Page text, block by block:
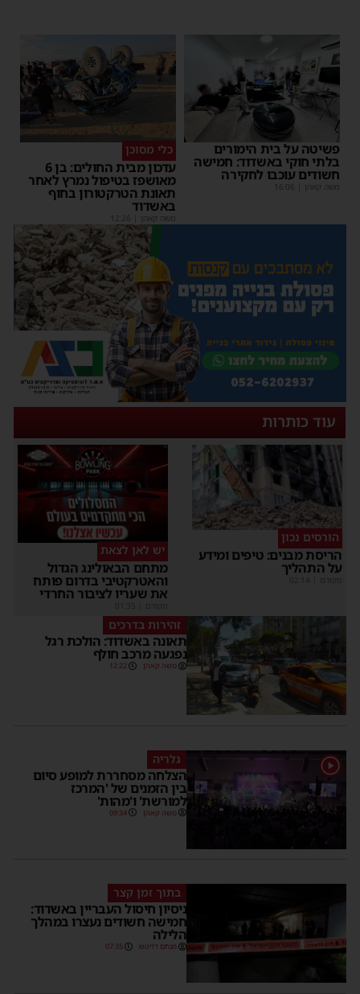
פשיטה על בית הימורים
בלתי חוקי באשדוד: חמישה
חשודים עוכבו לחקירה
משה קאהן |
16:06
כלי מסוכן
עדכון מבית החולים: בן 6
מאושפז בטיפול נמרץ לאחר
תאונת הטרקטורון בחוף
באשדוד
משה קאהן |
12:26
עוד כותרות
הורסים נכון
הריסת מבנים: טיפים ומידע
על התהליך
יש לאן לצאת
מתחם הבאולינג הגדול
והאטרקטיבי בדרום פותח
את שעריו לציבור החרדי
זהירות בדרכים
תאונה באשדוד: הולכת רגל
נפגעה מרכב חולף
משה קאהן 12:22
גלריה
הצלחה מסחררת למופע סיום
בין הזמנים של 'המרכז
למורשת' ו'מהות'
משה קאהן 09:34
בתוך זמן קצר
ניסיון חיסול העבריין באשדוד:
חמישה חשודים נעצרו במהלך
הלילה
מנחם דויטש 07:35